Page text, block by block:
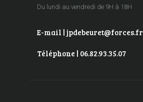
Du lundi au vendredi de 9H à 18H
E-mail | jpdebeuret@forces.fr
Téléphone | 06.82.93.35.07